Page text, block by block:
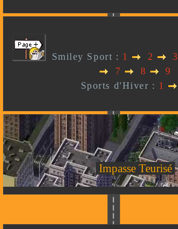
Smiley Sport : 1 2 3
7
8
9
Sports d'Hiver : 1
Impasse Teurisé